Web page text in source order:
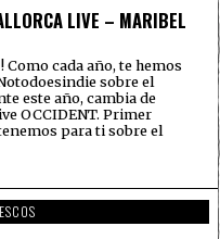
LIVE – MARIBEL
Como cada año, te hemos
sobre el
este año, cambia de
OCCIDENT. Primer
para ti sobre el